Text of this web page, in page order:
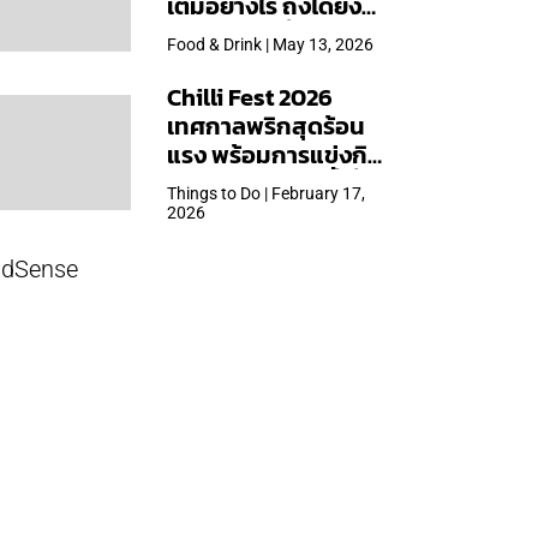
ใหญ่สุดเท่าที่เคยจัดมา
Food & Drink | May 13, 2026
Chilli Fest 2026
เทศกาลพริกสุดร้อน
แรง พร้อมการแข่งกิน
พริก จัด 28 มี.ค.นี้ ที่โรง
แรมคิมป์ตัน มาลัยฯ
Things to Do | February 17,
2026